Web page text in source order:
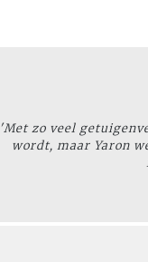
'Met zo veel
wordt, maar Yaron